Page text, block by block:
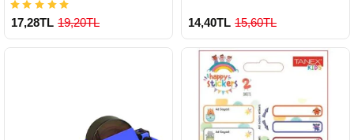
17,28TL 19,20TL 14,40TL 15,60TL